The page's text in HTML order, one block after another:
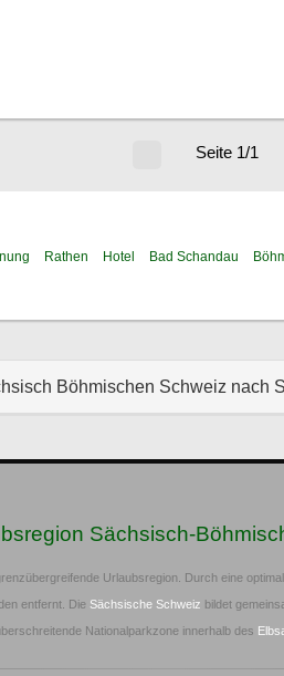
Seite 1/1
Rathen Hotel Bad Schandau
Böhmischen Schweiz nach
Sächsisch-
Urlaubsregion. Durch eine
entfernt. Die Sächsische Schweiz bildet
Nationalparkzone innerhalb des